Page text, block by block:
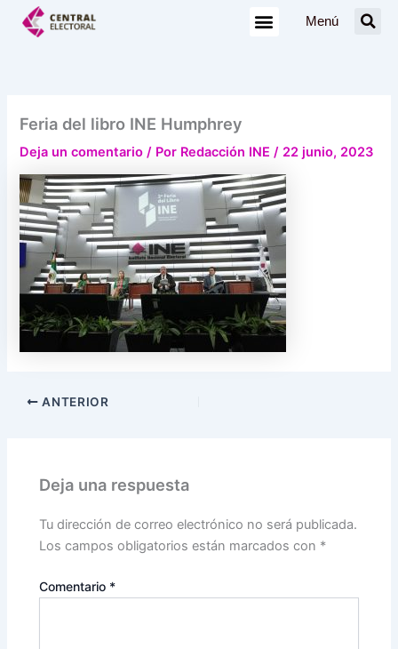
Menú
Feria del libro INE Humphrey
Deja un comentario / Por Redacción INE/ 22 junio, 2023
ANTERIOR
Deja una respuesta
Tu dirección de correo electrónico no será publicada.
Los campos obligatorios están marcados con *
Comentario *